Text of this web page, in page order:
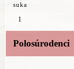
suka
1
Polosúrodenci